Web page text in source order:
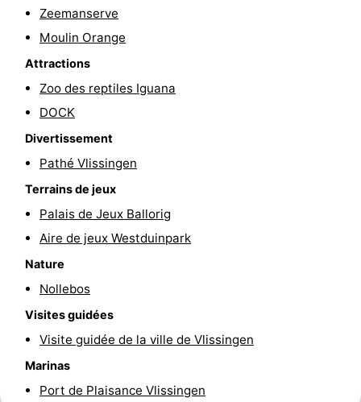
intérieures
bien-
Nature
guidées
Sports
Piscines
Faire
vélo
Randonnée
Équitation
Peche
Zeemanserve
Moulin Orange
Attractions
Zoo des reptiles Iguana
DOCK
Divertissement
Pathé Vlissingen
Terrains de jeux
Palais de Jeux Ballorig
Aire de jeux Westduinpark
Nature
Nollebos
Visites guidées
Visite guidée de la ville de Vlissingen
Marinas
Port de Plaisance Vlissingen